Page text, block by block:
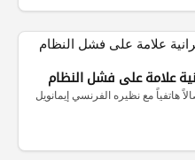
علامة على فشل النظام
هاتفياً مع نظيره الفرنسي إيمانويل